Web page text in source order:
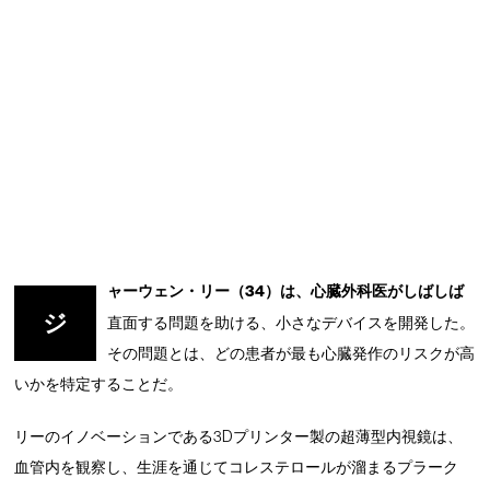
ジ
ャーウェン・リー（34）は、心臓外科医がしばしば
直面する問題を助ける、小さなデバイスを開発した。
その問題とは、どの患者が最も心臓発作のリスクが高
いかを特定することだ。
リーのイノベーションである3Dプリンター製の超薄型内視鏡は、
血管内を観察し、生涯を通じてコレステロールが溜まるプラーク